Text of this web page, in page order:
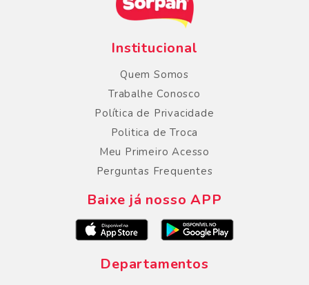
Institucional
Quem Somos
Trabalhe Conosco
Política de Privacidade
Politica de Troca
Meu Primeiro Acesso
Perguntas Frequentes
Baixe já nosso APP
Departamentos